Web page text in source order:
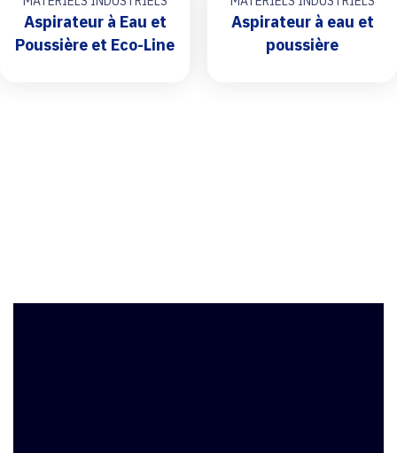
Aspirateur à Eau et
Poussière et Eco-Line
Aspirateur à eau et
poussière